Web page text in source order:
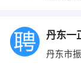
丹东一
丹东市